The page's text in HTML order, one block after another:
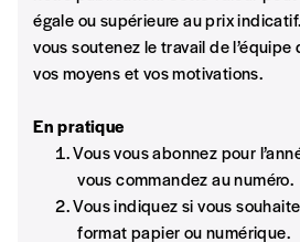
Les mots de passe ne
*champs obligatoires
Abonnement
1 an = 5 numéros
20€*/an
*Prix indicatif, frais de port inclus
Juliette LEONARD
Dans une actualité où les narratifs de
droite se banalisent et imposent la
transformative se veut une boussole
Et si on décolonisait la justice ?
Sophie HUSTINX
égale ou supérieure au prix
vous soutenez le travail de
vos moyens et vos motivations.
En pratique
Vous vous abonnez pour
vous commandez au numéro.
Vous indiquez si vous
format papier ou numérique.